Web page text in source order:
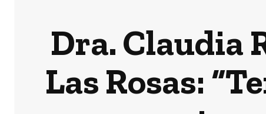
Dra. Claudia
Las Rosas: